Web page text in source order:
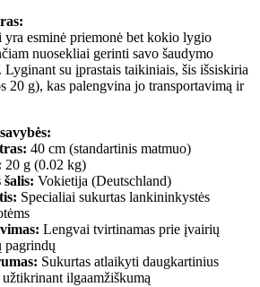
esminė priemonė bet kokio lygio
nuosekliai gerinti savo šaudymo
su įprastais taikiniais, šis išsiskiria
20 g), kas palengvina jo transportavimą ir
40 cm (standartinis matmuo)
20 g (0.02 kg)
šalis: Vokietija (Deutschland)
Specialiai sukurtas lankininkystės
Lengvai tvirtinamas prie įvairių
pagrindų
Sukurtas atlaikyti daugkartinius
užtikrinant ilgaamžiškumą